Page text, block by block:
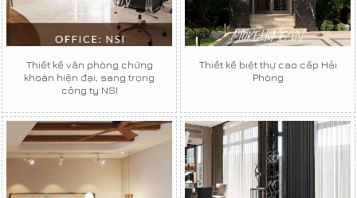
Thiết kế văn phòng chứng
khoán hiện đại, sang trọng
công ty NSI
Thiết kế biệt thự cao cấp Hải
Phòng